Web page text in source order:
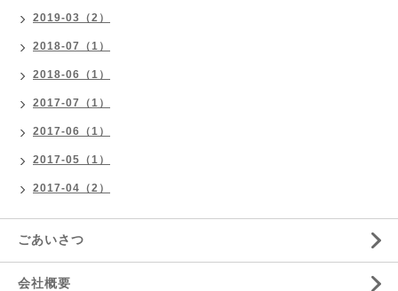
2019-03（2）
2018-07（1）
2018-06（1）
2017-07（1）
2017-06（1）
2017-05（1）
2017-04（2）
ごあいさつ
会社概要